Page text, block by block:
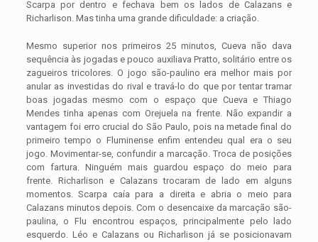
Scarpa por dentro e fechava bem os lados de Calazans e
Richarlison. Mas tinha uma grande dificuldade: a criação.
Mesmo superior nos primeiros 25 minutos, Cueva não dava
sequência às jogadas e pouco auxiliava Pratto, solitário entre os
zagueiros tricolores. O jogo são-paulino era melhor mais por
anular as investidas do rival e travá-lo do que por tentar tramar
boas jogadas mesmo com o espaço que Cueva e Thiago
Mendes tinha apenas com Orejuela na frente. Não expandir a
vantagem foi erro crucial do São Paulo, pois na metade final do
primeiro tempo o Fluminense enfim entendeu qual era o seu
jogo. Movimentar-se, confundir a marcação. Troca de posições
com fartura. Ninguém mais guardou espaço do meio para
frente. Richarlison e Calazans trocaram de lado em alguns
momentos. Scarpa caía para a direita e abria o meio para
Calazans minutos depois. Com o desencaixe da marcação são-
paulina, o Flu encontrou espaços, principalmente pelo lado
esquerdo. Léo e Calazans ou Richarlison já se posicionavam